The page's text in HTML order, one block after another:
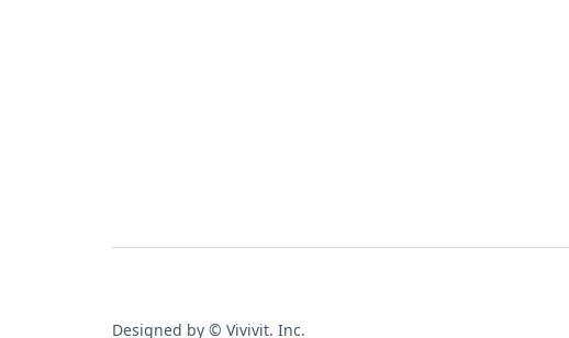
Designed by © Vivivit. Inc.